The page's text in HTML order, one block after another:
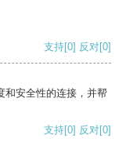
支持[0] 反对[0]
和安全性的连接，并帮
支持[0] 反对[0]